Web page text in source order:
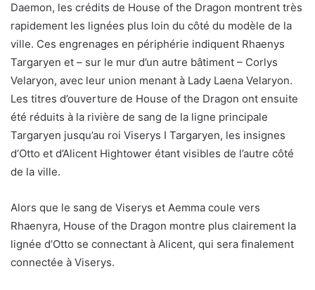
Daemon, les crédits de House of the Dragon montrent très
rapidement les lignées plus loin du côté du modèle de la
ville. Ces engrenages en périphérie indiquent Rhaenys
Targaryen et – sur le mur d’un autre bâtiment – Corlys
Velaryon, avec leur union menant à Lady Laena Velaryon.
Les titres d’ouverture de House of the Dragon ont ensuite
été réduits à la rivière de sang de la ligne principale
Targaryen jusqu’au roi Viserys I Targaryen, les insignes
d’Otto et d’Alicent Hightower étant visibles de l’autre côté
de la ville.
Alors que le sang de Viserys et Aemma coule vers
Rhaenyra, House of the Dragon montre plus clairement la
lignée d’Otto se connectant à Alicent, qui sera finalement
connectée à Viserys.